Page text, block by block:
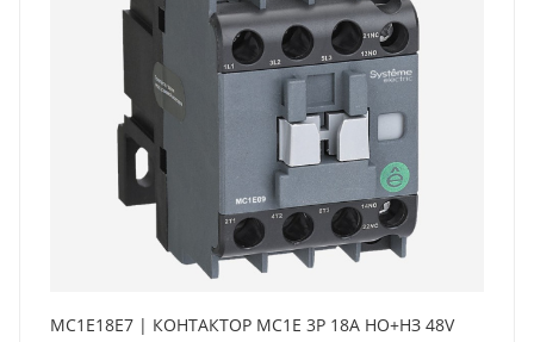
MC1E18E7 | КОНТАКТОР MC1E 3P 18A НО+НЗ 48V